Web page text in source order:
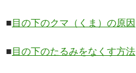
■目の下のクマ（くま）の原因
■目の下のたるみをなくす方法